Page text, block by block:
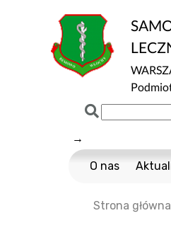
→
O nas
Normy ISO
Strona główna